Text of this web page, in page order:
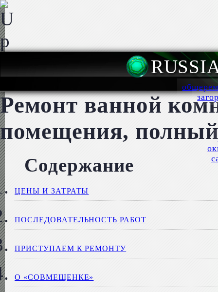
Ремонт ванной
помещения,
Содержание
ЦЕНЫ И ЗАТРАТЫ
ПОСЛЕДОВАТЕЛЬНОСТЬ РАБОТ
ПРИСТУПАЕМ К РЕМОНТУ
О «СОВМЕЩЕНКЕ»